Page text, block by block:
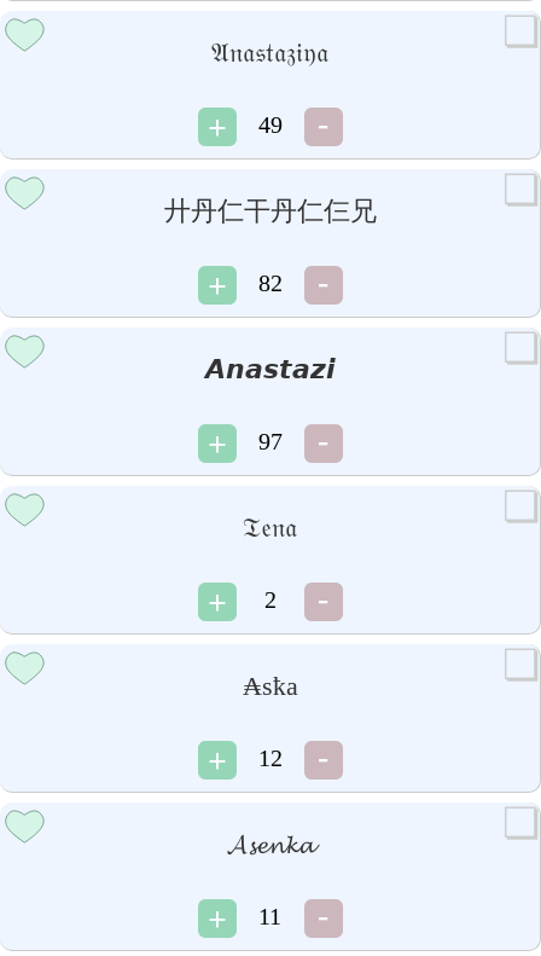
𝔄𝔫𝔞𝔰𝔱𝔞𝔷𝔦𝔶𝔞
49
廾丹仁干丹仁仨兄
82
𝘼𝙣𝙖𝙨𝙩𝙖𝙯𝙞
97
𝔗𝔢𝔫𝔞
2
₳sҟa
12
𝓐𝓼𝓮𝓷𝓴𝓪
11